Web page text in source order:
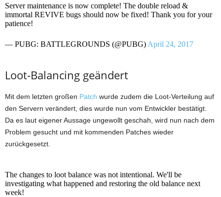
Server maintenance is now complete! The double reload &
immortal REVIVE bugs should now be fixed! Thank you for your
patience!
— PUBG: BATTLEGROUNDS (@PUBG) April 24, 2017
Loot-Balancing geändert
Mit dem letzten großen Patch wurde zudem die Loot-Verteilung auf
den Servern verändert, dies wurde nun vom Entwickler bestätigt.
Da es laut eigener Aussage ungewollt geschah, wird nun nach dem
Problem gesucht und mit kommenden Patches wieder
zurückgesetzt.
The changes to loot balance was not intentional. We'll be
investigating what happened and restoring the old balance next
week!